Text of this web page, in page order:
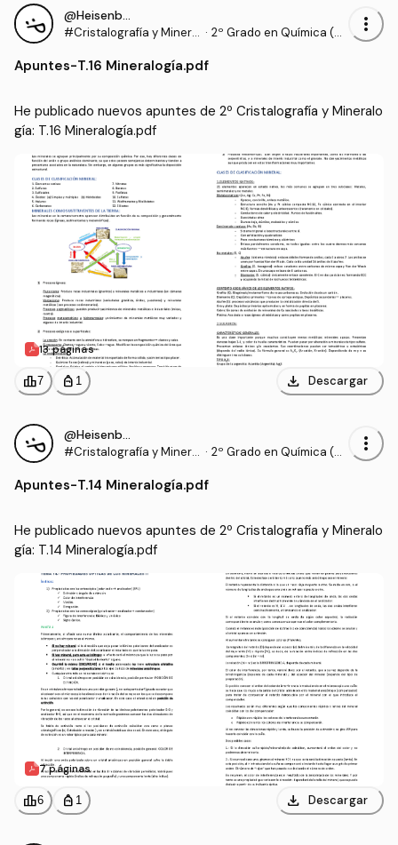
@Heisenberg4
#Cristalografía y Minera · 2º Grado en Química (U
more_vert
Apuntes-T.16 Mineralogía.pdf
He publicado nuevos apuntes de 2º Cristalografía y Mineralo
gía: T.16 Mineralogía.pdf
13 páginas
leaderboard7 personal_bag 1 download Descargar
@Heisenberg4
#Cristalografía y Minera · 2º Grado en Química (U
more_vert
Apuntes-T.14 Mineralogía.pdf
He publicado nuevos apuntes de 2º Cristalografía y Mineralo
gía: T.14 Mineralogía.pdf
7 páginas
leaderboard6 personal_bag 1 download Descargar